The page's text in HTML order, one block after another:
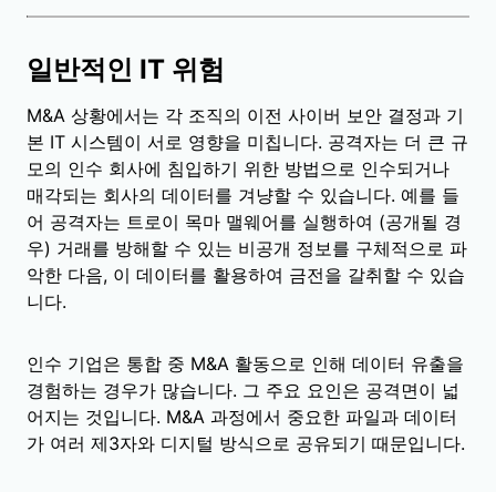
일반적인 IT 위험
M&A 상황에서는 각 조직의 이전 사이버 보안 결정과 기
본 IT 시스템이 서로 영향을 미칩니다. 공격자는 더 큰 규
모의 인수 회사에 침입하기 위한 방법으로 인수되거나
매각되는 회사의 데이터를 겨냥할 수 있습니다. 예를 들
어 공격자는 트로이 목마 맬웨어를 실행하여 (공개될 경
우) 거래를 방해할 수 있는 비공개 정보를 구체적으로 파
악한 다음, 이 데이터를 활용하여 금전을 갈취할 수 있습
니다.
인수 기업은 통합 중 M&A 활동으로 인해 데이터 유출을
경험하는 경우가 많습니다. 그 주요 요인은 공격면이 넓
어지는 것입니다. M&A 과정에서 중요한 파일과 데이터
가 여러 제3자와 디지털 방식으로 공유되기 때문입니다.